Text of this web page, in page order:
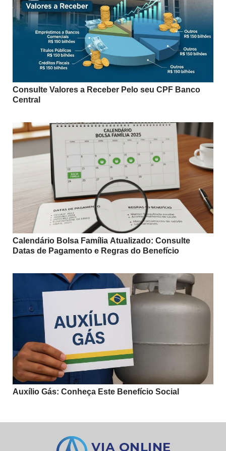
Consulte Valores a Receber Pelo seu CPF Banco
Central
Calendário Bolsa Família Atualizado: Consulte
Datas de Pagamento e Regras do Benefício
Auxílio Gás: Conheça Este Benefício Social